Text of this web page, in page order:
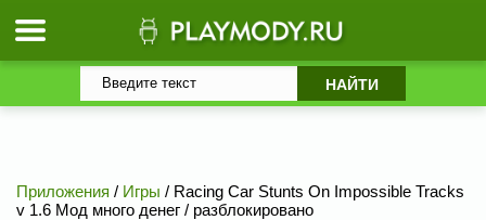
Приложения / Игры / Racing Car Stunts On Impossible Tracks
v 1.6 Мод много денег / разблокировано